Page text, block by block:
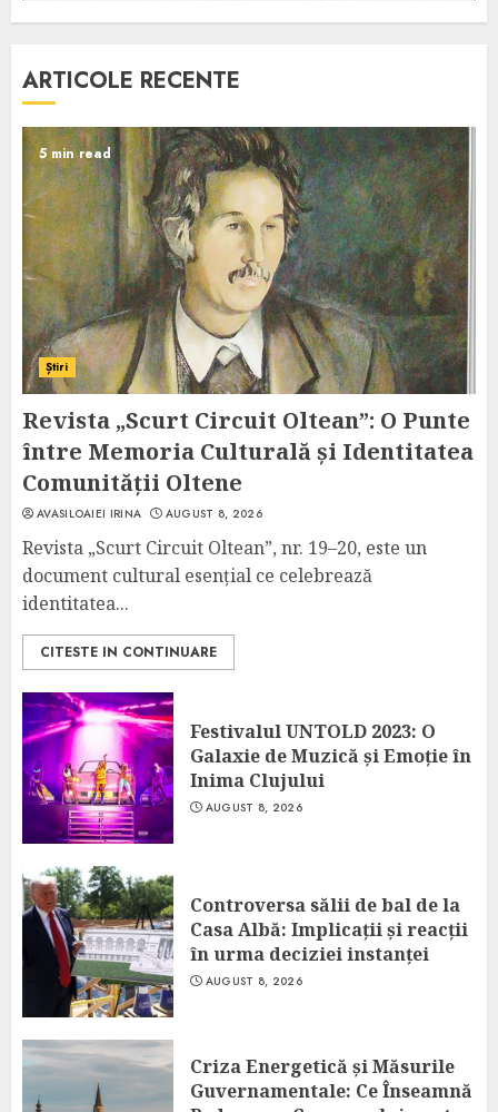
ARTICOLE RECENTE
5 min read
Știri
Revista „Scurt Circuit Oltean”: O Punte
între Memoria Culturală și Identitatea
Comunității Oltene
AVASILOAIEI IRINA AUGUST 8, 2026
Revista „Scurt Circuit Oltean”, nr. 19–20, este un
document cultural esențial ce celebrează
identitatea...
CITESTE IN CONTINUARE
Festivalul UNTOLD 2023: O
Galaxie de Muzică și Emoție în
Inima Clujului
AUGUST 8, 2026
Controversa sălii de bal de la
Casa Albă: Implicații și reacții
în urma deciziei instanței
AUGUST 8, 2026
Criza Energetică și Măsurile
Guvernamentale: Ce Înseamnă